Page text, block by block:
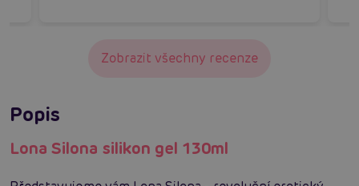
Zobrazit všechny recenze
Popis
Lona Silona silikon gel 130ml